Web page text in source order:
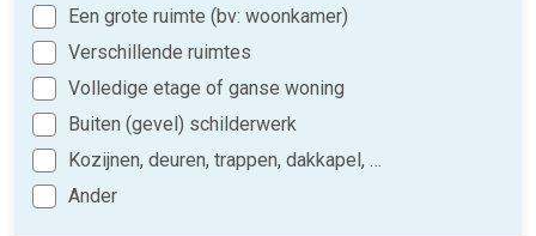
Een grote ruimte (bv: woonkamer)
Verschillende ruimtes
Volledige etage of ganse woning
Buiten (gevel) schilderwerk
Kozijnen, deuren, trappen, dakkapel, …
Ander